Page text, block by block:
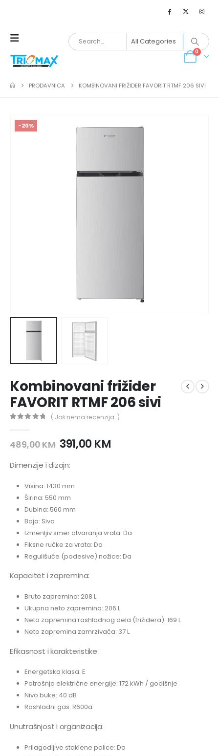
0
PRODAVNICA KOMBINOVANI FRIŽIDER FAVORIT RTMF 206 SIVI
-20%
Kombinovani frižider
FAVORIT RTMF 206 sivi
( Još nema recenzija. )
489,00KM 391,00 KM
Dimenzije i dizajn:
Visina: 1430 mm
Širina: 550 mm
Dubina: 560 mm
Boja: Siva
Izmenljiv smer otvaranja vrata: Da
Fiksne ručke za vrata: Da
Regulišuće (podesive) nožice: Da
Kapacitet i zapremina:
Bruto zapremina: 208 L
Ukupna neto zapremina: 206 L
Neto zapremina rashladnog dela (frižidera): 169 L
Neto zapremina zamrzivača: 37 L
Efikasnost i karakteristike:
Energetska klasa: E
Potrošnja električne energije: 172 kWh / godišnje
Nivo buke: 40 dB
Rashladni gas: R600a
Unutrašnjost i organizacija:
Prilagodljive staklene police: Da